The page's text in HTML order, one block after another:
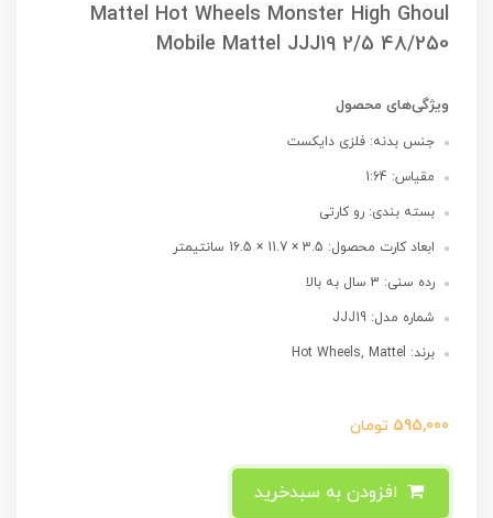
Mattel Hot Wheels Monster High Ghoul
Mobile Mattel JJJ19 2/5 48/250
ویژگی‌های محصول
جنس بدنه: فلزی دایکست
مقیاس: 1:64
بسته بندی: رو کارتی
ابعاد کارت محصول: 3.5 × 11.7 × 16.5 سانتیمتر
رده سنی: 3 سال به بالا
شماره مدل: JJJ19
برند: Hot Wheels, Mattel
595,000 تومان